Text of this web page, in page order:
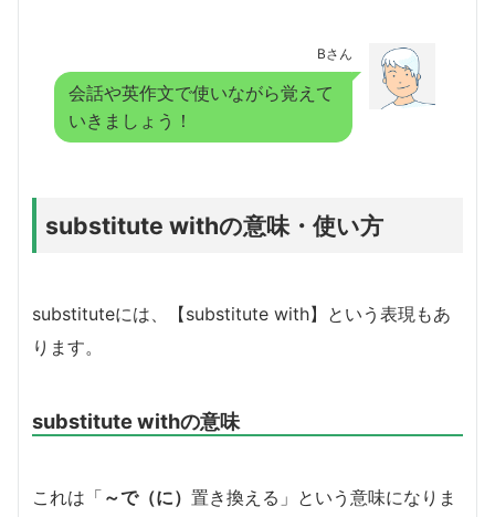
Bさん
会話や英作文で使いながら覚えて
いきましょう！
substitute withの意味・使い方
substituteには、【substitute with】という表現もあ
ります。
substitute withの意味
これは「 ～で（に） 置き換える」という意味になりま